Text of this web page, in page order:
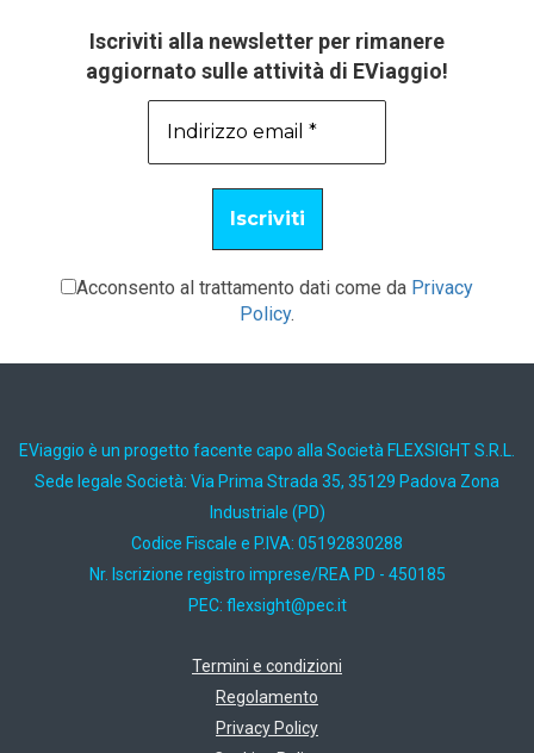
Iscriviti alla newsletter per rimanere
aggiornato sulle attività di EViaggio!
Acconsento al trattamento dati come da Privacy
Policy.
EViaggio è un progetto facente capo alla Società FLEXSIGHT S.R.L.
Sede legale Società: Via Prima Strada 35, 35129 Padova Zona
Industriale (PD)
Codice Fiscale e P.IVA: 05192830288
Nr. Iscrizione registro imprese/REA PD - 450185
PEC: ti.cep@thgisxelf
Termini e condizioni
Regolamento
Privacy Policy